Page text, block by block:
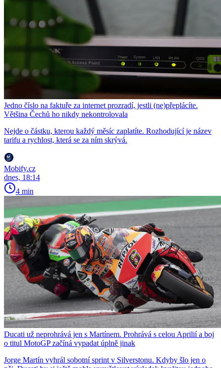
Jedno číslo na faktuře za internet prozradí, jestli (ne)přeplácíte.
Většina Čechů ho nikdy nekontrolovala
Nejde o částku, kterou každý měsíc zaplatíte. Rozhodující je název
tarifu a rychlost, která se za ním skrývá.
Mobify.cz
dnes, 18:14
4 min
Ducati už neprohrává jen s Martínem. Prohrává s celou Aprilií a boj
o titul MotoGP začíná vypadat úplně jinak
Jorge Martín vyhrál sobotní sprint v Silverstonu. Kdyby šlo jen o